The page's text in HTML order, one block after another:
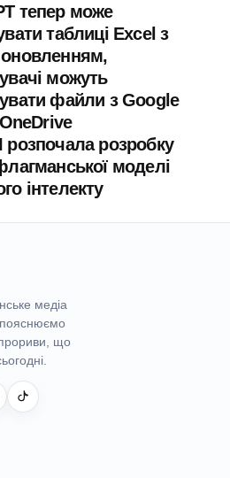
тепер може
таблиці Excel з
можуть
файли з Google
розпочала розробку
моделі
інтелекту
медіа
пояснюємо
прориви, що